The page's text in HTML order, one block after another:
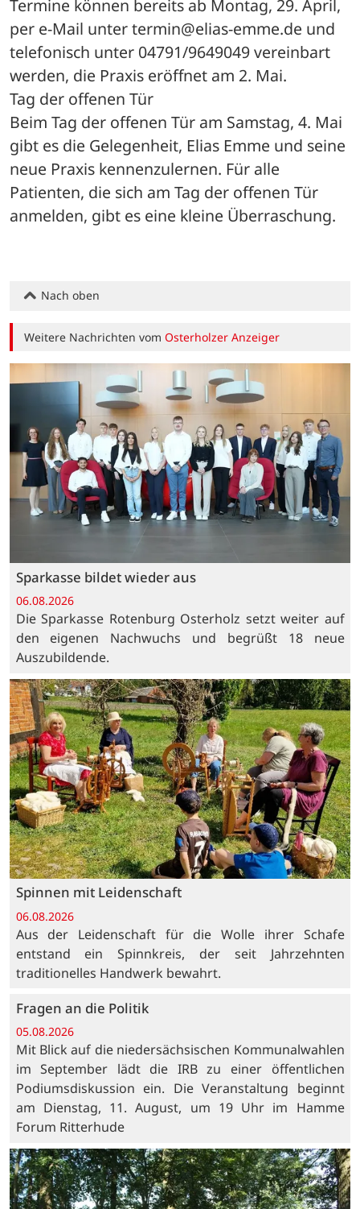
Termine können bereits ab Montag, 29. April,
per e-Mail unter termin@elias-emme.de und
telefonisch unter 04791/9649049 vereinbart
werden, die Praxis eröffnet am 2. Mai.
Tag der offenen Tür
Beim Tag der offenen Tür am Samstag, 4. Mai
gibt es die Gelegenheit, Elias Emme und seine
neue Praxis kennenzulernen. Für alle
Patienten, die sich am Tag der offenen Tür
anmelden, gibt es eine kleine Überraschung.
Nach oben
Weitere Nachrichten vomOsterholzer Anzeiger
Sparkasse bildet wieder aus
06.08.2026
Die Sparkasse Rotenburg Osterholz setzt weiter auf
den eigenen Nachwuchs und begrüßt 18 neue
Auszubildende.
Spinnen mit Leidenschaft
06.08.2026
Aus der Leidenschaft für die Wolle ihrer Schafe
entstand ein Spinnkreis, der seit Jahrzehnten
traditionelles Handwerk bewahrt.
Fragen an die Politik
05.08.2026
Mit Blick auf die niedersächsischen Kommunalwahlen
im September lädt die IRB zu einer öffentlichen
Podiumsdiskussion ein. Die Veranstaltung beginnt
am Dienstag, 11. August, um 19 Uhr im Hamme
Forum Ritterhude